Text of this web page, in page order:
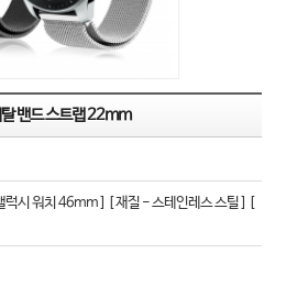
밴드 스트랩 22mm
럭시 워치 46mm ] [ 재질 - 스테인레스 스틸 ] [